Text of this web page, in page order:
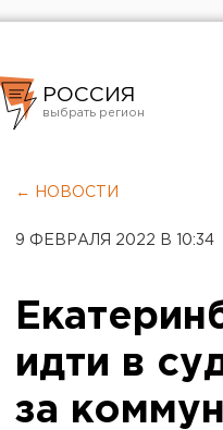
РОССИЯ
Челябинск
← НОВОСТИ
9 ФЕВРАЛЯ 2022 В 10:34
идти в
за